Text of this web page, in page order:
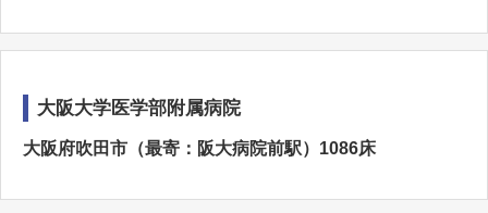
大阪大学医学部附属病院
大阪府吹田市（最寄：阪大病院前駅）1086床